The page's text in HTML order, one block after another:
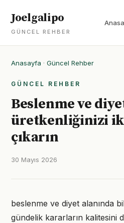
Joelgalipo
GÜNCEL REHBER
Anasayfa · Güncel Rehber
GÜNCEL REHBER
Beslenme ve
üretkenliğinizi
çıkarın
30 Mayıs 2026
beslenme ve diyet alanında
gündelik kararların kalitesini